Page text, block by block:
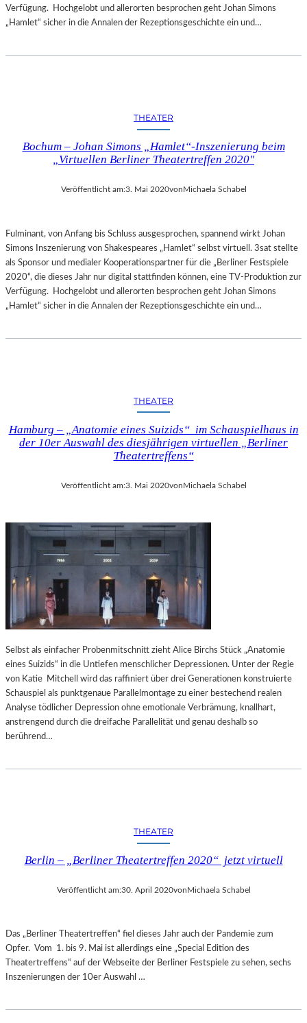
Verfügung. Hochgelobt und allerorten besprochen geht Johan Simons
„Hamlet“ sicher in die Annalen der Rezeptionsgeschichte ein und…
THEATER
Bochum – Johan Simons „Hamlet“-Inszenierung beim
„Virtuellen Berliner Theatertreffen 2020″
Veröffentlicht am:3. Mai 2020von Michaela Schabel
Fulminant, von Anfang bis Schluss ausgesprochen, spannend wirkt Johan
Simons Inszenierung von Shakespeares „Hamlet“ selbst virtuell. 3sat stellte
als Sponsor und medialer Kooperationspartner für die „Berliner Festspiele
2020“, die dieses Jahr nur digital stattfinden können, eine TV-Produktion zur
Verfügung. Hochgelobt und allerorten besprochen geht Johan Simons
„Hamlet“ sicher in die Annalen der Rezeptionsgeschichte ein und…
THEATER
Hamburg – „Anatomie eines Suizids“ im Schauspielhaus in
der 10er Auswahl des diesjährigen virtuellen „Berliner
Theatertreffens“
Veröffentlicht am:3. Mai 2020vonMichaela Schabel
Selbst als einfacher Probenmitschnitt zieht Alice Birchs Stück „Anatomie
eines Suizids“ in die Untiefen menschlicher Depressionen. Unter der Regie
von Katie Mitchell wird das raffiniert über drei Generationen konstruierte
Schauspiel als punktgenaue Parallelmontage zu einer bestechend realen
Analyse tödlicher Depression ohne emotionale Verbrämung, knallhart,
anstrengend durch die dreifache Parallelität und genau deshalb so
berührend…
THEATER
Berlin – „Berliner Theatertreffen 2020“ jetzt virtuell
Veröffentlicht am:30. April 2020vonMichaela Schabel
Das „Berliner Theatertreffen“ fiel dieses Jahr auch der Pandemie zum
Opfer. Vom 1. bis 9. Mai ist allerdings eine „Special Edition des
Theatertreffens“ auf der Webseite der Berliner Festspiele zu sehen, sechs
Inszenierungen der 10er Auswahl …